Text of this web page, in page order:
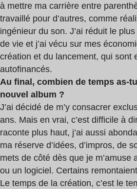
à mettre ma carrière entre
travaillé pour d’autres, comme
ingénieur du son. J’ai réduit le
de vie et j’ai vécu sur mes
création et du lancement, qui sont
autofinancés.
Au final, combien de temps as-
nouvel album ?
J’ai décidé de m’y consacrer
ans. Mais en vrai, c’est difficile à
raconte plus haut, j’ai aussi
ma réserve d’idées, d’impros, de
mets de côté dès que je m’amuse
ou un logiciel. Certains
Le temps de la création, c’est le